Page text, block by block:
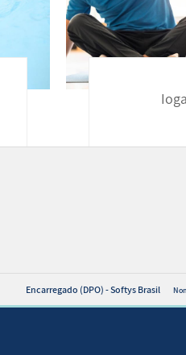
Encarregado (DPO) - Softys Brasil